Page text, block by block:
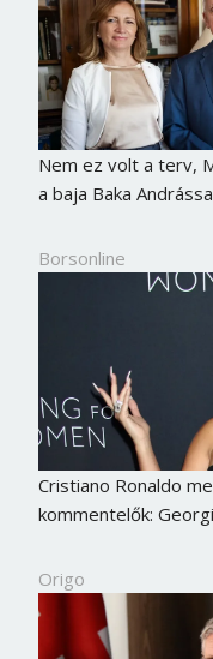
Nem ez volt a terv,
a baja Baka
Borsonline
Cristiano Ronaldo
kommentelők:
Origo